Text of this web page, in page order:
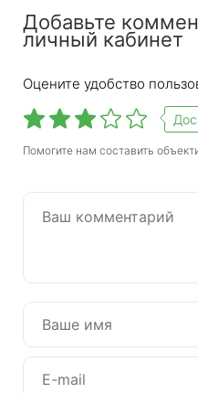
Добавьте
личный кабинет
Оцените удобство
Помогите нам составить